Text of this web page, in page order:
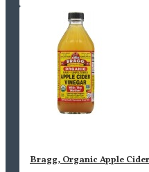
Bragg, Organic Apple